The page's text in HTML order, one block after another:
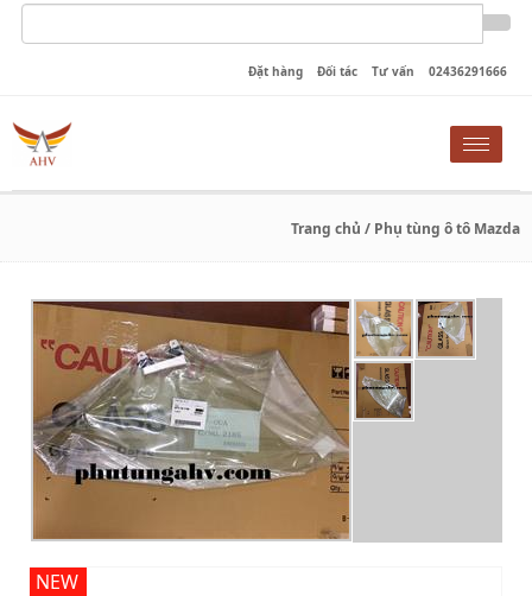
Đặt hàng Đối tác Tư vấn 02436291666
Toggle
Trang chủ / Phụ tùng ô tô Mazda
NEW